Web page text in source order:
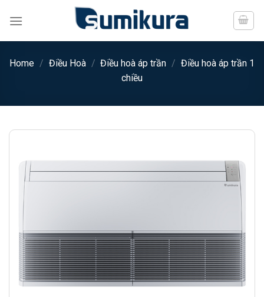
đến
Home / Điều Hoà / Điều hoà áp trần / Điều hoà áp trần 1
chiều